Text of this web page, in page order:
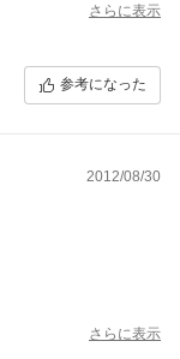
ちらでお願いした
さらに表示
参考になった
2012/08/30
さらに表示